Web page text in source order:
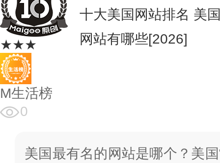
★★★
十大美国网站排名 美
网站有哪些[2026]
M生活榜
0
美国最有名的网站是哪个？美